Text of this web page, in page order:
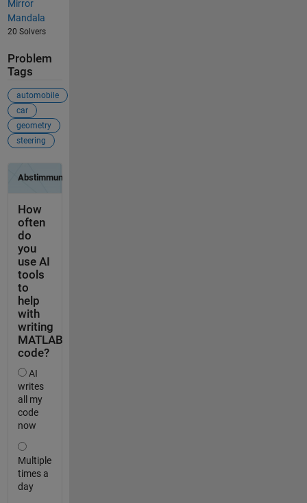
Mirror
Mandala
20 Solvers
Problem
Tags
automobile
car
geometry
steering